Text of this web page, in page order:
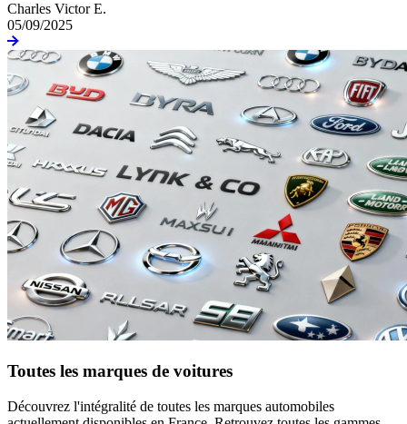
Charles Victor E.
05/09/2025
Toutes les marques de voitures
Découvrez l'intégralité de toutes les marques automobiles